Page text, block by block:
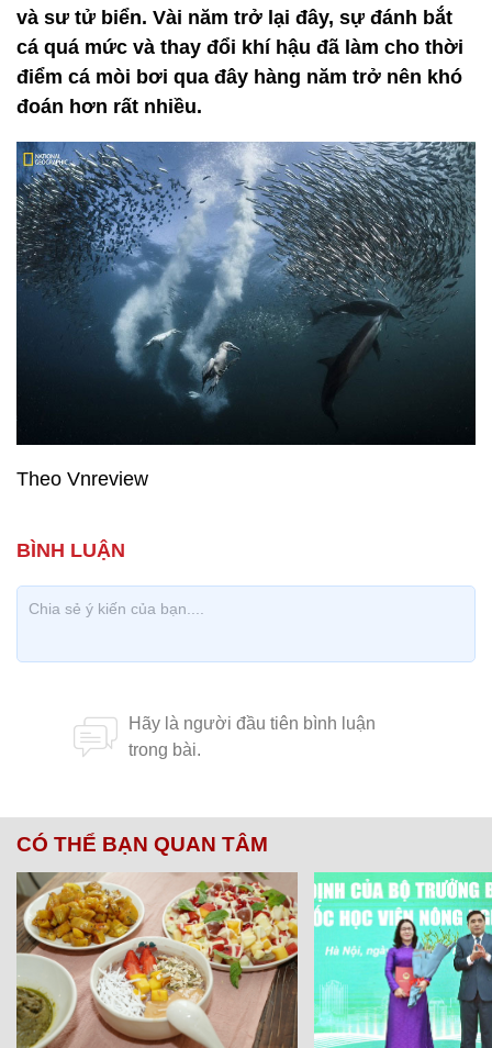
và sư tử biển. Vài năm trở lại đây, sự đánh bắt
cá quá mức và thay đổi khí hậu đã làm cho thời
điểm cá mòi bơi qua đây hàng năm trở nên khó
đoán hơn rất nhiều.
Theo Vnreview
CÓ THỂ BẠN QUAN TÂM